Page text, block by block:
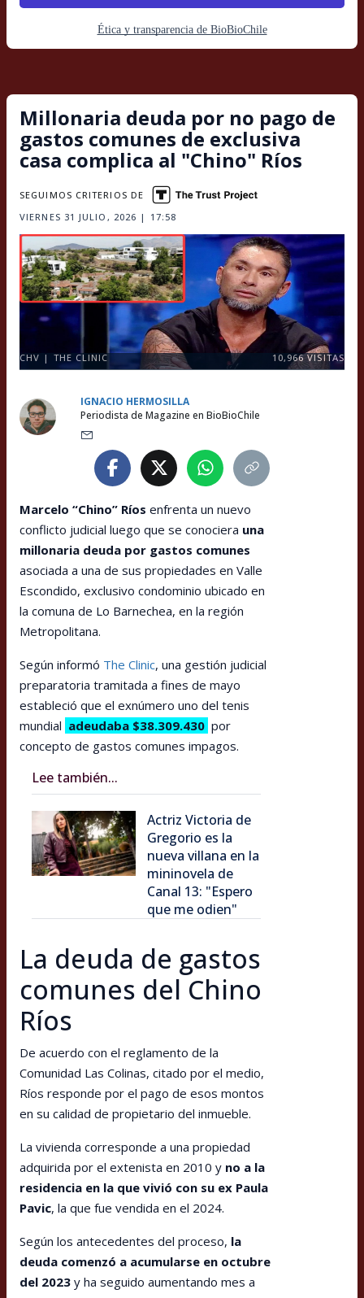
Ética y transparencia de BioBioChile
Millonaria deuda por no pago de
gastos comunes de exclusiva
casa complica al "Chino" Ríos
VIERNES 31 JULIO, 2026 | 17:58
SEGUIMOS CRITERIOS DE
CHV | THE CLINIC 10,966VISITAS
IGNACIO HERMOSILLA
Periodista de Magazine en BioBioChile
Marcelo “Chino” Ríos enfrenta un nuevo
conflicto judicial luego que se conociera una
millonaria deuda por gastos comunes
asociada a una de sus propiedades en Valle
Escondido, exclusivo condominio ubicado en
la comuna de Lo Barnechea, en la región
Metropolitana.
Según informó The Clinic, una gestión judicial
preparatoria tramitada a fines de mayo
estableció que el exnúmero uno del tenis
mundial adeudaba $38.309.430 por
concepto de gastos comunes impagos.
Lee también...
Actriz Victoria de
Gregorio es la
nueva villana en la
mininovela de
Canal 13: "Espero
que me odien"
La deuda de gastos
comunes del Chino
Ríos
De acuerdo con el reglamento de la
Comunidad Las Colinas, citado por el medio,
Ríos responde por el pago de esos montos
en su calidad de propietario del inmueble.
La vivienda corresponde a una propiedad
adquirida por el extenista en 2010 y no a la
residencia en la que vivió con su ex Paula
Pavic, la que fue vendida en el 2024.
Según los antecedentes del proceso, la
deuda comenzó a acumularse en octubre
del 2023 y ha seguido aumentando mes a